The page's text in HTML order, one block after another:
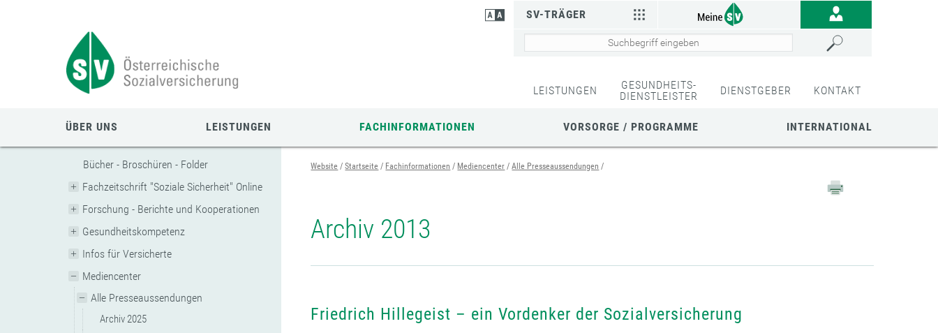
SV-TRÄGER
LEISTUNGEN
GESUNDHEITS-
DIENSTLEISTER
DIENSTGEBER KONTAKT
ÜBER UNS LEISTUNGEN FACHINFORMATIONEN VORSORGE / PROGRAMME INTERNATIONAL
Bücher - Broschüren - Folder
Fachzeitschrift "Soziale Sicherheit" Online
Forschung - Berichte und Kooperationen
Gesundheitskompetenz
Infos für Versicherte
Mediencenter
Alle Presseaussendungen
Archiv 2025
Website Startseite Fachinformationen Mediencenter Alle Presseaussendungen
Archiv 2013
Friedrich Hillegeist – ein Vordenker der Sozialversicherung